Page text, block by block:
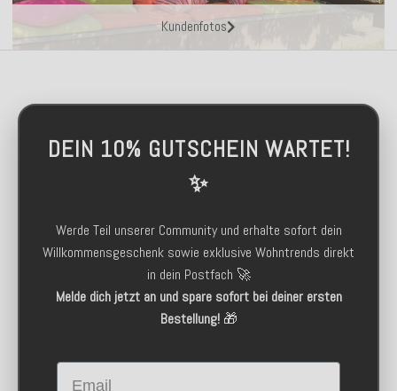
Kundenfotos
DEIN 10% GUTSCHEIN WARTET!
✨
Werde Teil unserer Community und erhalte sofort dein
Willkommensgeschenk sowie exklusive Wohntrends direkt
in dein Postfach 🚀
Melde dich jetzt an und spare sofort bei deiner ersten
Bestellung!🎁
Email